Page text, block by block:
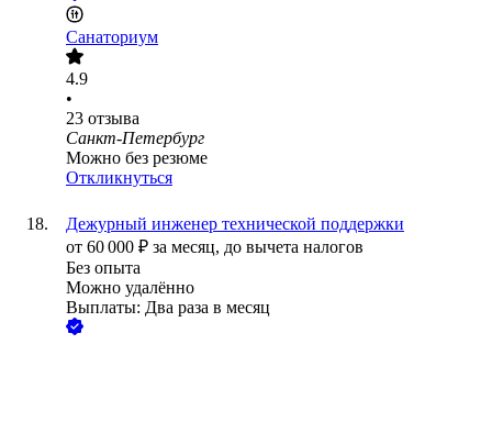
Санаториум
4.9
•
23 отзыва
Санкт-Петербург
Можно без резюме
Откликнуться
Дежурный инженер технической поддержки
от 60 000 ₽ за месяц, до вычета налогов
Без опыта
Можно удалённо
Выплаты: Два раза в месяц